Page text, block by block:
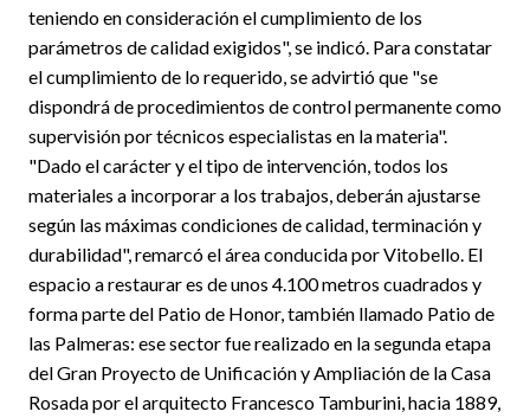
teniendo en consideración el cumplimiento de los
parámetros de calidad exigidos", se indicó. Para constatar
el cumplimiento de lo requerido, se advirtió que "se
dispondrá de procedimientos de control permanente como
supervisión por técnicos especialistas en la materia".
"Dado el carácter y el tipo de intervención, todos los
materiales a incorporar a los trabajos, deberán ajustarse
según las máximas condiciones de calidad, terminación y
durabilidad", remarcó el área conducida por Vitobello. El
espacio a restaurar es de unos 4.100 metros cuadrados y
forma parte del Patio de Honor, también llamado Patio de
las Palmeras: ese sector fue realizado en la segunda etapa
del Gran Proyecto de Unificación y Ampliación de la Casa
Rosada por el arquitecto Francesco Tamburini, hacia 1889,